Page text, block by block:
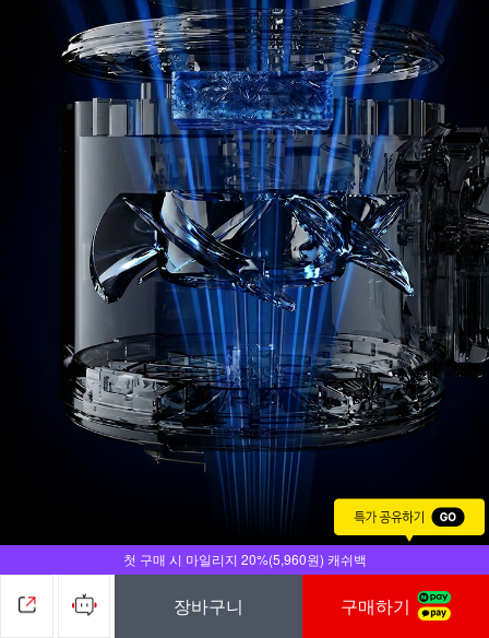
첫 구매 시 마일리지 20%(5,960원) 캐쉬백
장바구니 구매하기